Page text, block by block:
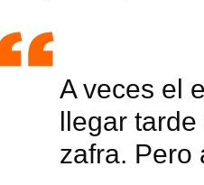
A veces el
llegar
zafra. Pero